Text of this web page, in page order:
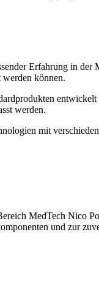
Erfahrung in
können.
entwickelt
werden.
mit
MedTech Nico
und zur